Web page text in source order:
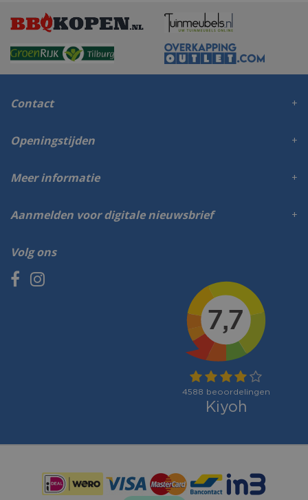
Contact
Volg ons
Openingstijden
Meer informatie
Aanmelden voor digitale nieuwsbrief